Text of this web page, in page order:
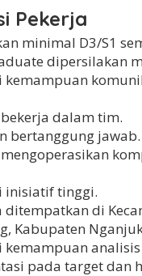
Pekerja
minimal D3/S1
dipersilakan
kemampuan
dalam tim.
bertanggung jawab.
inisiatif tinggi.
ditempatkan di
Kabupaten
pada target dan